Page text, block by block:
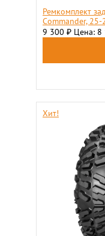
Ремкомплект
Commander,
9 300 ₽ Цена: 8
Хит!